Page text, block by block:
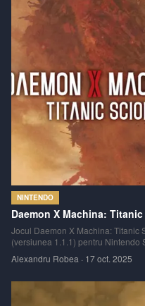
NINTENDO
Daemon X Machina:
Jocul Daemon X Machina: Titanic
(versiunea 1.1.1) pentru Nintendo
Alexandru Robea · 17 oct. 2025